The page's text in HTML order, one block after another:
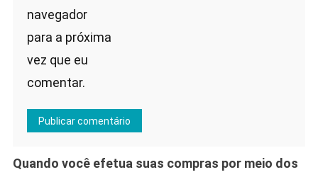
navegador
para a próxima
vez que eu
comentar.
Quando você efetua suas compras por meio dos